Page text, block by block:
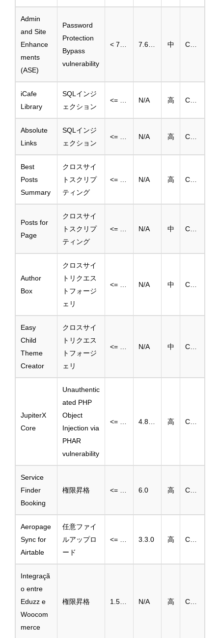
Admin
and Site
Enhance
ments
(ASE)
Password
Protection
Bypass
vulnerability
中
iCafe
Library
SQLインジ
ェクション
N/A 高
Absolute
Links
SQLインジ
ェクション
N/A 高
Best
Posts
Summary
クロスサイ
トスクリプ
ティング
N/A 高
Posts for
Page
クロスサイ
トスクリプ
ティング
N/A 中
Author
Box
クロスサイ
トリクエス
トフォージ
ェリ
N/A 中
Easy
Child
Theme
Creator
クロスサイ
トリクエス
トフォージ
ェリ
N/A 中
JupiterX
Core
Unauthentic
ated PHP
Object
Injection via
PHAR
vulnerability
高
Service
Finder
Booking
権限昇格 6.0 高
Aeropage
Sync for
Airtable
任意ファイ
ルアップロ
ード
3.3.0 高
Integraçã
o entre
Eduzz e
Woocom
merce
権限昇格 N/A 高